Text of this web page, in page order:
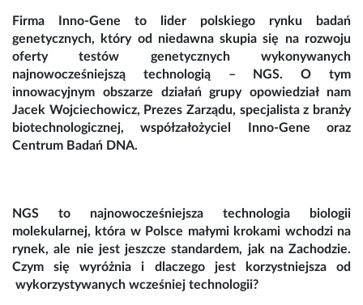
Firma Inno-Gene to lider polskiego rynku badań
genetycznych, który od niedawna skupia się na rozwoju
oferty testów genetycznych wykonywanych
najnowocześniejszą technologią – NGS. O tym
innowacyjnym obszarze działań grupy opowiedział nam
Jacek Wojciechowicz, Prezes Zarządu, specjalista z branży
biotechnologicznej, współzałożyciel Inno-Gene oraz
Centrum Badań DNA.
NGS to najnowocześniejsza technologia biologii
molekularnej, która w Polsce małymi krokami wchodzi na
rynek, ale nie jest jeszcze standardem, jak na Zachodzie.
Czym się wyróżnia i dlaczego jest korzystniejsza od
wykorzystywanych wcześniej technologii?